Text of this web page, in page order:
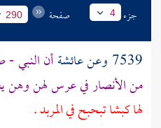
جزء 4 صفحة 290
7539 وعن عائشةأن النبي -
منالأنصارفي عرس لهن وهن
لها كبشا تبحبح في المربد .